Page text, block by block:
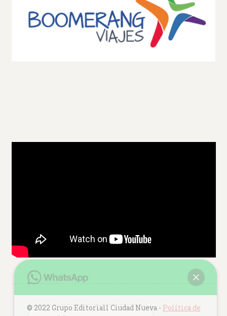
© 2022 Grupo Editoriall Ciudad Nueva - Política de